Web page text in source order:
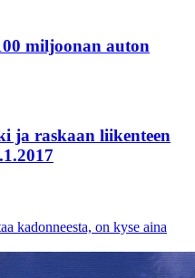
miljoonan auton
ja raskaan liikenteen
kadonneesta, on kyse aina